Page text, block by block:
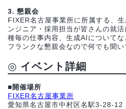
3. 懇親会
FIXER名古屋事業所に所属する、
ンジニア・採用担当が皆さんの就
種毎の仕事内容、生成AIについてな
フランクな懇親会なので何でも聞い
◎ イベント詳細
■開催場所
FIXER名古屋事業所
愛知県名古屋市中村区名駅3-28-12